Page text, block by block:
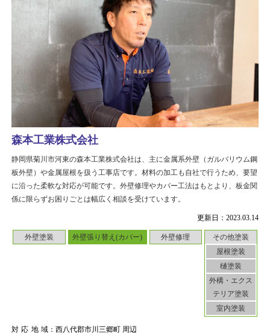
更新日：2023.03.14
外壁塗装 外壁張り替え(カバー) 外壁修理
その他塗装
屋根塗装
樋塗装
外構・エクス
テリア塗装
室内塗装
対応地域：西八代郡市川三郷町 周辺
森本工業株式会社
静岡県菊川市河東の森本工業株式会社は、主に金属系外壁（ガルバリウム鋼
板外壁）や金属屋根を扱う工事店です。材料の加工も自社で行うため、要望
に沿った柔軟な対応が可能です。外壁修理やカバー工法はもとより、板金関
係に限らずお困りごとは幅広く相談を受けています。